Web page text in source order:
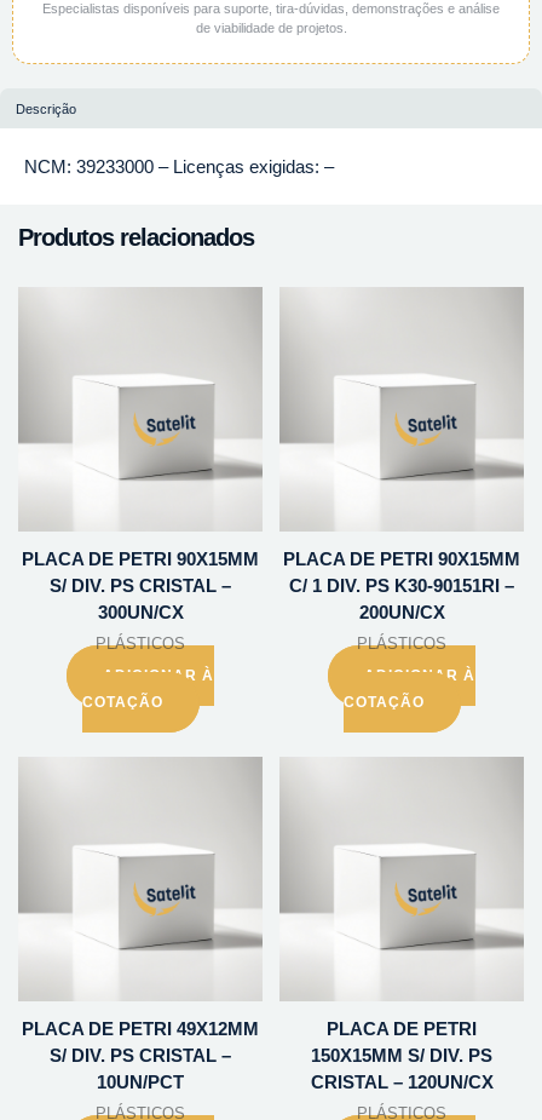
Especialistas disponíveis para suporte, tira-dúvidas, demonstrações e análise
de viabilidade de projetos.
Descrição
NCM: 39233000 – Licenças exigidas: –
Produtos relacionados
PLACA DE PETRI 90X15MM
S/ DIV. PS CRISTAL –
300UN/CX
PLÁSTICOS
ADICIONAR À
COTAÇÃO
PLACA DE PETRI 90X15MM
C/ 1 DIV. PS K30-90151RI –
200UN/CX
PLÁSTICOS
ADICIONAR À
COTAÇÃO
PLACA DE PETRI 49X12MM
S/ DIV. PS CRISTAL –
10UN/PCT
PLÁSTICOS
PLACA DE PETRI
150X15MM S/ DIV. PS
CRISTAL – 120UN/CX
PLÁSTICOS